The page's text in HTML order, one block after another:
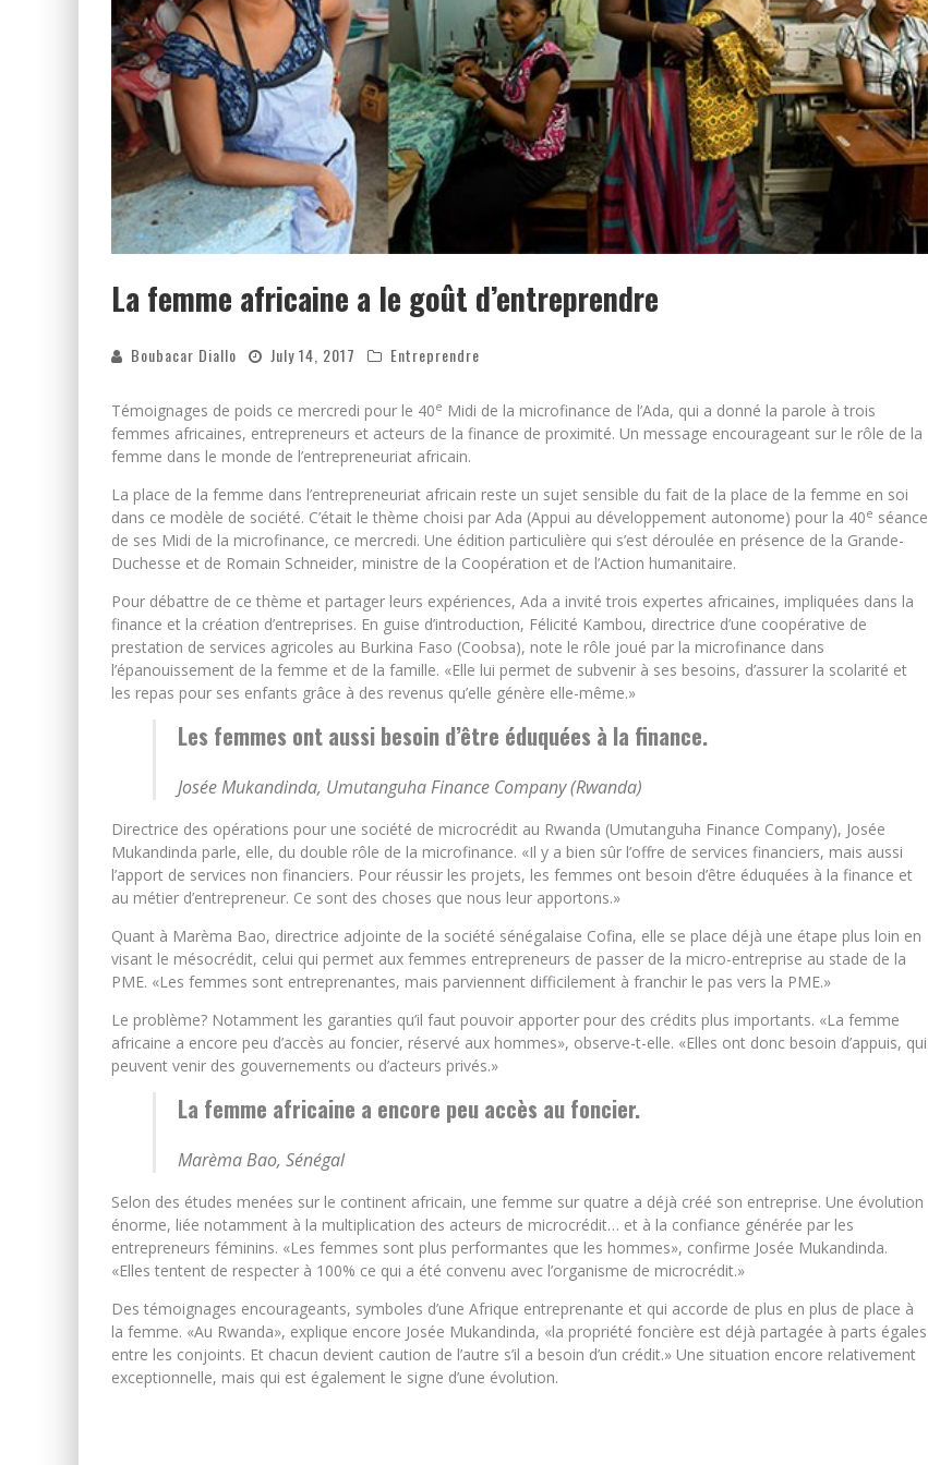
La femme africaine a le goût d’entreprendre
Boubacar Diallo July 14, 2017 Entreprendre
Témoignages de poids ce mercredi pour le 40e Midi de la microfinance de l’Ada, qui a donné la parole à trois
femmes africaines, entrepreneurs et acteurs de la finance de proximité. Un message encourageant sur le rôle de la
femme dans le monde de l’entrepreneuriat africain.
La place de la femme dans l’entrepreneuriat africain reste un sujet sensible du fait de la place de la femme en soi
dans ce modèle de société. C’était le thème choisi par Ada (Appui au développement autonome) pour la 40e séance
de ses Midi de la microfinance, ce mercredi. Une édition particulière qui s’est déroulée en présence de la Grande-
Duchesse et de Romain Schneider, ministre de la Coopération et de l’Action humanitaire.
Pour débattre de ce thème et partager leurs expériences, Ada a invité trois expertes africaines, impliquées dans la
finance et la création d’entreprises. En guise d’introduction, Félicité Kambou, directrice d’une coopérative de
prestation de services agricoles au Burkina Faso (Coobsa), note le rôle joué par la microfinance dans
l’épanouissement de la femme et de la famille. «Elle lui permet de subvenir à ses besoins, d’assurer la scolarité et
les repas pour ses enfants grâce à des revenus qu’elle génère elle-même.»
Les femmes ont aussi besoin d’être éduquées à la finance.
Josée Mukandinda, Umutanguha Finance Company (Rwanda)
Directrice des opérations pour une société de microcrédit au Rwanda (Umutanguha Finance Company), Josée
Mukandinda parle, elle, du double rôle de la microfinance. «Il y a bien sûr l’offre de services financiers, mais aussi
l’apport de services non financiers. Pour réussir les projets, les femmes ont besoin d’être éduquées à la finance et
au métier d’entrepreneur. Ce sont des choses que nous leur apportons.»
Quant à Marèma Bao, directrice adjointe de la société sénégalaise Cofina, elle se place déjà une étape plus loin en
visant le mésocrédit, celui qui permet aux femmes entrepreneurs de passer de la micro-entreprise au stade de la
PME. «Les femmes sont entreprenantes, mais parviennent difficilement à franchir le pas vers la PME.»
Le problème? Notamment les garanties qu’il faut pouvoir apporter pour des crédits plus importants. «La femme
africaine a encore peu d’accès au foncier, réservé aux hommes», observe-t-elle. «Elles ont donc besoin d’appuis, qui
peuvent venir des gouvernements ou d’acteurs privés.»
La femme africaine a encore peu accès au foncier.
Marèma Bao, Sénégal
Selon des études menées sur le continent africain, une femme sur quatre a déjà créé son entreprise. Une évolution
énorme, liée notamment à la multiplication des acteurs de microcrédit… et à la confiance générée par les
entrepreneurs féminins. «Les femmes sont plus performantes que les hommes», confirme Josée Mukandinda.
«Elles tentent de respecter à 100% ce qui a été convenu avec l’organisme de microcrédit.»
Des témoignages encourageants, symboles d’une Afrique entreprenante et qui accorde de plus en plus de place à
la femme. «Au Rwanda», explique encore Josée Mukandinda, «la propriété foncière est déjà partagée à parts égales
entre les conjoints. Et chacun devient caution de l’autre s’il a besoin d’un crédit.» Une situation encore relativement
exceptionnelle, mais qui est également le signe d’une évolution.